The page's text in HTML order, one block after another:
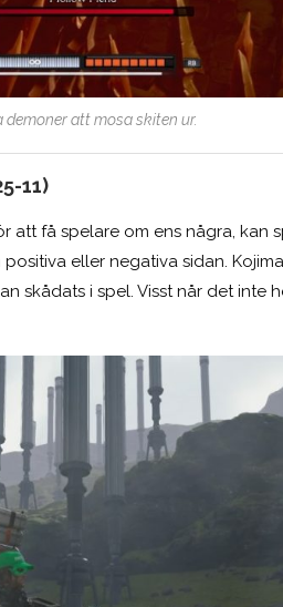
demoner att mosa skiten ur.
11)
att få spelare om ens några, kan
eller negativa sidan.
skådats i spel. Visst når det inte